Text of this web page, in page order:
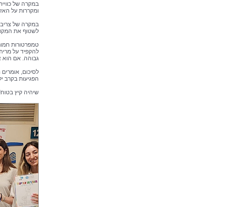
במקרה של
ומקררות על
במקרה של
לשטוף את
טמפרטורות
להקפיד על
גבוהה. אם הוא
לסיכום,
הפגיעות בקרב
שיהיה קיץ בטוח!